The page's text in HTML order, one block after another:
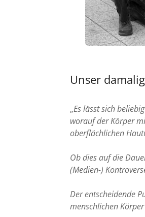
Unser
„Es lässt sich
worauf der Körper
oberflächlichen
Ob dies auf die
(Medien-)
Der entscheidende
menschlichen